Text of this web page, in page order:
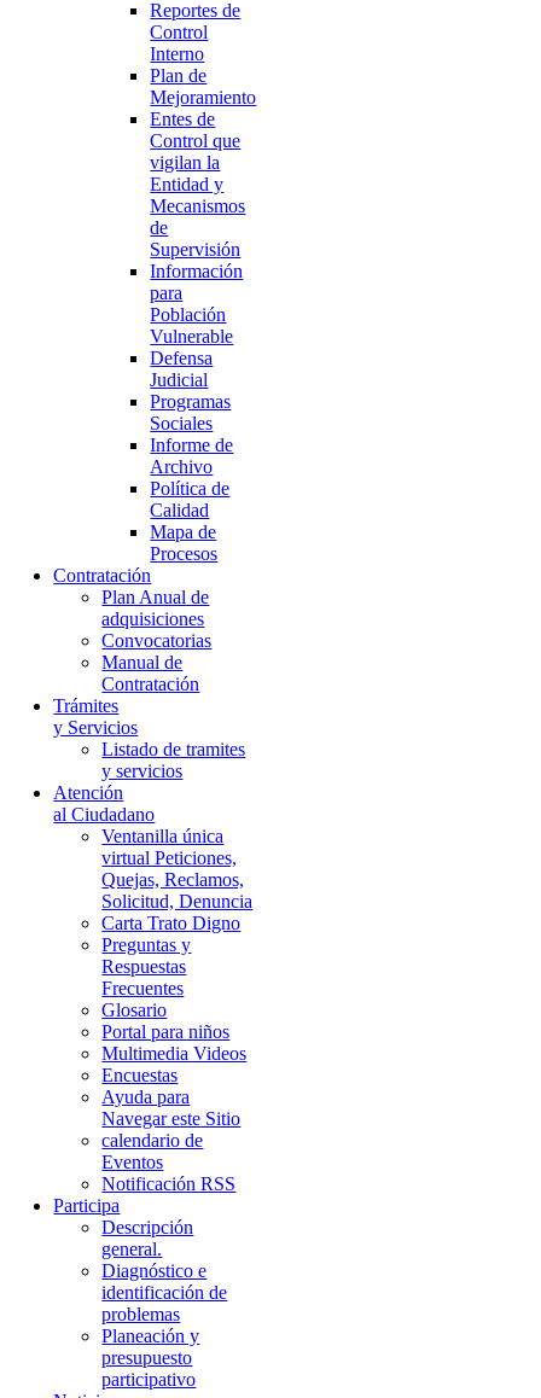
Reportes de
Control
Interno
Plan de
Mejoramiento
Entes de
Control que
vigilan la
Entidad y
Mecanismos
de
Supervisión
Información
para
Población
Vulnerable
Defensa
Judicial
Programas
Sociales
Informe de
Archivo
Política de
Calidad
Mapa de
Procesos
Contratación
Plan Anual de
adquisiciones
Convocatorias
Manual de
Contratación
Trámites
y Servicios
Listado de tramites
y servicios
Atención
al Ciudadano
Ventanilla única
virtual Peticiones,
Quejas, Reclamos,
Solicitud, Denuncia
Carta Trato Digno
Preguntas y
Respuestas
Frecuentes
Glosario
Portal para niños
Multimedia Videos
Encuestas
Ayuda para
Navegar este Sitio
calendario de
Eventos
Notificación RSS
Participa
Descripción
general.
Diagnóstico e
identificación de
problemas
Planeación y
presupuesto
participativo